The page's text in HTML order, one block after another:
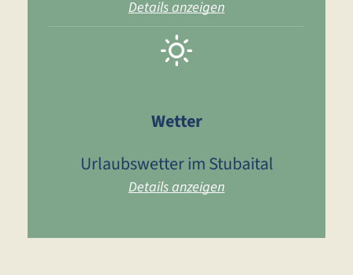
Details anzeigen
Wetter
Urlaubswetter im Stubaital
Details anzeigen